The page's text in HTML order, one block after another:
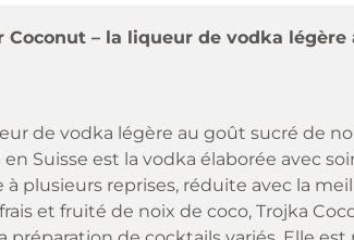
Coconut – la liqueur de vodka
de vodka légère au goût sucré de
Suisse est la vodka élaborée avec
plusieurs reprises, réduite avec la
et fruité de noix de coco, Trojka